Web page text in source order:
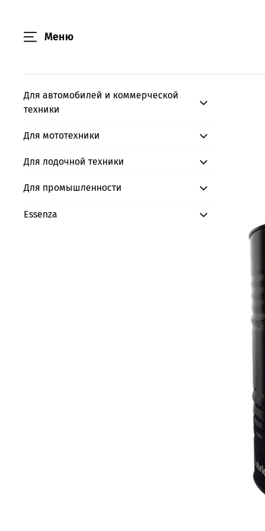
Меню
Для автомобилей и коммерческой
техники
Для мототехники
Для лодочной техники
Для промышленности
Essenza